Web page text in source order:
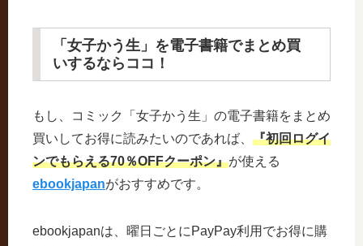
「女子かう生」を電子書籍でまとめ買
いするならココ！
もし、コミック「女子かう生」の電子書籍をまとめ
買いしてお得に読みたいのであれば、 『初回ログイ
ンでもらえる70％OFFクーポン』が使える
ebookjapanがおすすめです。
ebookjapanは、曜日ごとにPayPay利用でお得に購